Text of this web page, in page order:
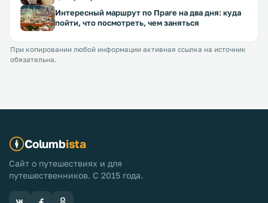
Интересный маршрут по Праге на два дня: куда
пойти, что посмотреть, чем заняться
При копировании любой информации активная ссылка на источник
обязательна.
Columbista
Сайт о путешествиях и для
путешественников. С 2015 года.